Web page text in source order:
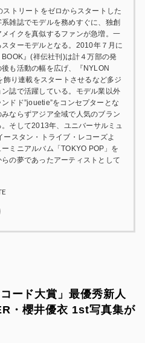
ストリートをゼロからスタートした
雑誌でモデルを務めすぐに、独創
イクを真似するファンが急増。一
ターモデルとなる。2010年７月に
BOOK』(祥伝社刊)は計４万部の発
も活動の幅を広げ、『NYLON
飾り連載をスタートさせるなど多ジ
誌で活躍している。モデル業以外
ドド”jouetie”をコンセプターとな
ならずアジア全域で人気のブラン
。そして2013年、ユニバーサルミュ
ースタン・トライブ・レコーズよ
ミニアルバム「TOKYO POP」を
の夢であったアーティストとして
ード大賞」最優秀新人
・櫻井優衣 1st写真集が